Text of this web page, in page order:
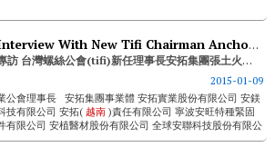
Interview With New Tifi Chairman Anchor T.h. Chang
專訪 台灣螺絲公會(tifi)新任理事長安拓集團張土火董事長
2015-01-09
公會理事長 安拓集團事業體 安拓實業股份有限公司 安鎂
技有限公司 安拓( 越南)責任有限公司 寧波安旺特種緊固
有限公司 安植醫材股份有限公司 全球安聯科技股份有限公
...